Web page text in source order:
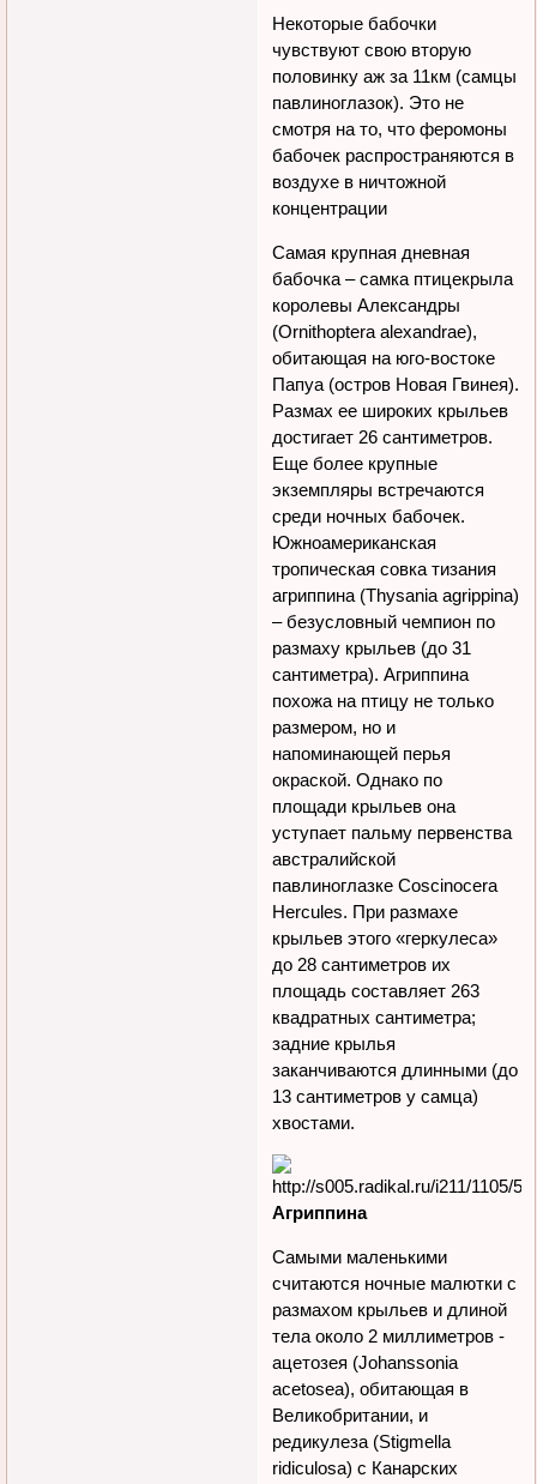
Некоторые бабочки
чувствуют свою вторую
половинку аж за 11км (самцы
павлиноглазок). Это не
смотря на то, что феромоны
бабочек распространяются в
воздухе в ничтожной
концентрации
Самая крупная дневная
бабочка – самка птицекрыла
королевы Александры
(Ornithoptera alexandrae),
обитающая на юго-востоке
Папуа (остров Новая Гвинея).
Размах ее широких крыльев
достигает 26 сантиметров.
Еще более крупные
экземпляры встречаются
среди ночных бабочек.
Южноамериканская
тропическая совка тизания
агриппина (Thysania agrippina)
– безусловный чемпион по
размаху крыльев (до 31
сантиметра). Агриппина
похожа на птицу не только
размером, но и
напоминающей перья
окраской. Однако по
площади крыльев она
уступает пальму первенства
австралийской
павлиноглазке Coscinocera
Hercules. При размахе
крыльев этого «геркулеса»
до 28 сантиметров их
площадь составляет 263
квадратных сантиметра;
задние крылья
заканчиваются длинными (до
13 сантиметров у самца)
хвостами.
Агриппина
Самыми маленькими
считаются ночные малютки с
размахом крыльев и длиной
тела около 2 миллиметров -
ацетозея (Johanssonia
acetosea), обитающая в
Великобритании, и
редикулеза (Stigmella
ridiculosa) с Канарских